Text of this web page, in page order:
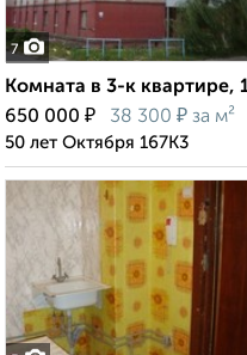
7
Комната в 3-к квартире,
650 000 ₽ 38 300 ₽ за м²
50 лет Октября 167К3